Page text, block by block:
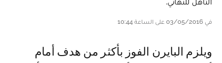
التأهل للنهائي.
في 03/05/2016 على الساعة 10:44
ويلزم البايرن الفوز بأكثر من هدف أمام